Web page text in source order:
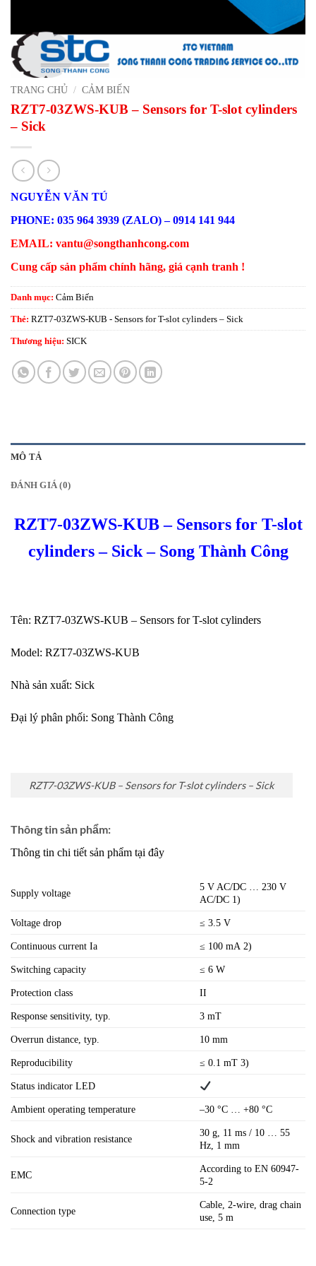
TRANG CHỦ / CẢM BIẾN
RZT7-03ZWS-KUB – Sensors for T-slot cylinders
– Sick
NGUYỄN VĂN TÚ
PHONE: 035 964 3939 (ZALO) – 0914 141 944
EMAIL: vantu@songthanhcong.com
Cung cấp sản phẩm chính hãng, giá cạnh tranh !
Danh mục: Cảm Biến
Thẻ: RZT7-03ZWS-KUB - Sensors for T-slot cylinders – Sick
Thương hiệu: SICK
MÔ TẢ
ĐÁNH GIÁ (0)
RZT7-03ZWS-KUB – Sensors for T-slot
cylinders – Sick – Song Thành Công
Tên: RZT7-03ZWS-KUB – Sensors for T-slot cylinders
Model: RZT7-03ZWS-KUB
Nhà sản xuất: Sick
Đại lý phân phối: Song Thành Công
RZT7-03ZWS-KUB – Sensors for T-slot cylinders – Sick
Thông tin sản phẩm:
Thông tin chi tiết sản phẩm tại đây
Supply voltage
5 V AC/DC … 230 V
AC/DC 1)
Voltage drop ≤ 3.5 V
Continuous current Ia ≤ 100 mA 2)
Switching capacity ≤ 6 W
Protection class II
Response sensitivity, typ. 3 mT
Overrun distance, typ. 10 mm
Reproducibility ≤ 0.1 mT 3)
Status indicator LED
Ambient operating temperature –30 °C … +80 °C
Shock and vibration resistance
30 g, 11 ms / 10 … 55
Hz, 1 mm
EMC
According to EN 60947-
5-2
Connection type
Cable, 2-wire, drag chain
use, 5 m